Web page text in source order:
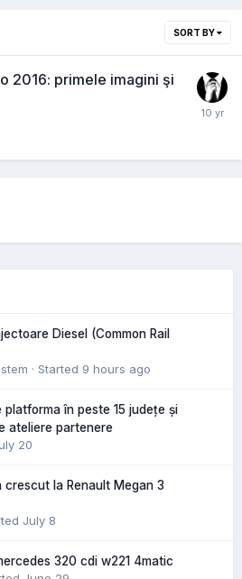
SORT BY
2016: primele imagini şi
Diesel (Common Rail
· Started 9 hours ago
platforma în peste 15 județe și
ateliere partenere
20
crescut la Renault Megan 3
July 8
320 cdi w221 4matic